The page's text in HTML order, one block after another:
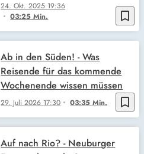
bookmark_border
24. Okt. 2025 19:36
03:25 Min.
bookmark_border
29. Juli 2026 17:30 03:35 Min.
Ab in den Süden! - Was
Reisende für das kommende
Wochenende wissen müssen
Auf nach Rio? - Neuburger